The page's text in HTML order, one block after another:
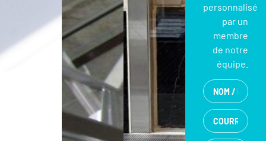
personnalisé
par un
membre
de notre
équipe.